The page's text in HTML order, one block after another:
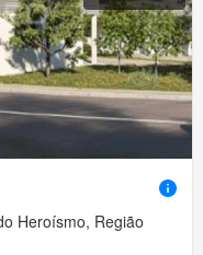
Heroísmo, Região